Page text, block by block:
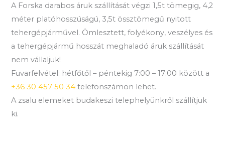
A Forska darabos áruk szállítását végzi 1,5t tömegig, 4,2
méter platóhosszúságú, 3,5t össztömegű nyitott
tehergépjárművel. Ömlesztett, folyékony, veszélyes és
a tehergépjármű hosszát meghaladó áruk szállítását
nem vállaljuk!
Fuvarfelvétel: hétfőtől – péntekig 7:00 – 17:00 között a
+36 30 457 50 34 telefonszámon lehet.
A zsalu elemeket budakeszi telephelyünkről szállítjuk
ki.